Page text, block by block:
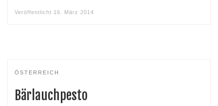
Veröffentlicht 16. März 2014
ÖSTERREICH
Bärlauchpesto